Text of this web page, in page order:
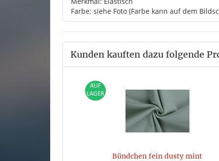
Farbe: siehe Foto (Farbe kann auf dem
Kunden kauften dazu folgende
Bündchen fein dusty mint